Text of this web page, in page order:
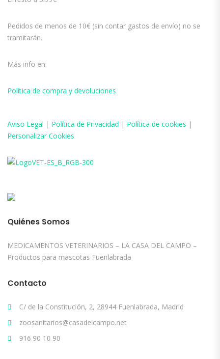
Pedidos de menos de 10€ (sin contar gastos de envío) no se
tramitarán.
Más info en:
Política de compra y devoluciones
Aviso Legal | Política de Privacidad | Política de cookies |
Personalizar Cookies
Quiénes Somos
MEDICAMENTOS VETERINARIOS – LA CASA DEL CAMPO –
Productos para mascotas Fuenlabrada
Contacto
C/ de la Constitución, 2, 28944 Fuenlabrada, Madrid
zoosanitarios@casadelcampo.net
916 90 10 90